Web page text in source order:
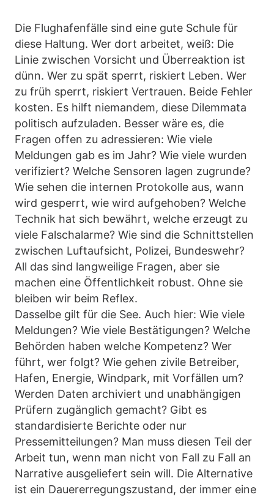
Die Flughafenfälle sind eine gute Schule für
diese Haltung. Wer dort arbeitet, weiß: Die
Linie zwischen Vorsicht und Überreaktion ist
dünn. Wer zu spät sperrt, riskiert Leben. Wer
zu früh sperrt, riskiert Vertrauen. Beide Fehler
kosten. Es hilft niemandem, diese Dilemmata
politisch aufzuladen. Besser wäre es, die
Fragen offen zu adressieren: Wie viele
Meldungen gab es im Jahr? Wie viele wurden
verifiziert? Welche Sensoren lagen zugrunde?
Wie sehen die internen Protokolle aus, wann
wird gesperrt, wie wird aufgehoben? Welche
Technik hat sich bewährt, welche erzeugt zu
viele Falschalarme? Wie sind die Schnittstellen
zwischen Luftaufsicht, Polizei, Bundeswehr?
All das sind langweilige Fragen, aber sie
machen eine Öffentlichkeit robust. Ohne sie
bleiben wir beim Reflex.
Dasselbe gilt für die See. Auch hier: Wie viele
Meldungen? Wie viele Bestätigungen? Welche
Behörden haben welche Kompetenz? Wer
führt, wer folgt? Wie gehen zivile Betreiber,
Hafen, Energie, Windpark, mit Vorfällen um?
Werden Daten archiviert und unabhängigen
Prüfern zugänglich gemacht? Gibt es
standardisierte Berichte oder nur
Pressemitteilungen? Man muss diesen Teil der
Arbeit tun, wenn man nicht von Fall zu Fall an
Narrative ausgeliefert sein will. Die Alternative
ist ein Dauererregungszustand, der immer eine